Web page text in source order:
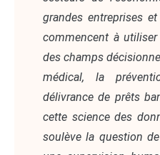
grandes entreprises
commencent à
des champs
médical, la
délivrance de prêts
cette science des
soulève la question